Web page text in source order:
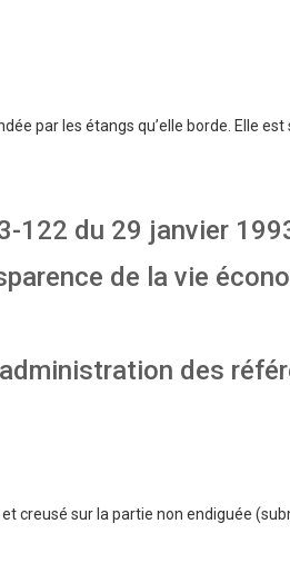
par les étangs qu’elle borde. Elle
122 du 29 janvier
de la vie
des
creusé sur la partie non endiguée